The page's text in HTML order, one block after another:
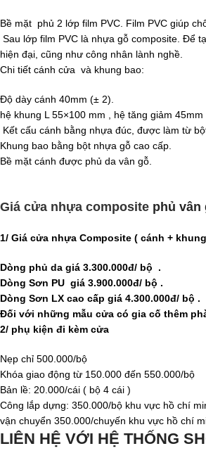
Bề mặt phủ 2 lớp film PVC. Film PVC giúp
Sau lớp film PVC là nhựa gỗ composite. Để
hiện đại, cũng như công nhân lành nghề.
Chi tiết cánh cửa và khung bao:
Độ dày cánh 40mm (± 2).
hệ khung L 55×100 mm , hệ tăng giảm
Kết cấu cánh bằng nhựa đúc, được làm từ
Khung bao bằng bột nhựa gỗ cao cấp.
Bề mặt cánh được phủ da vân gỗ.
Giá cửa nhựa composite phủ vân
1/ Giá cửa nhựa Composite ( cánh +
Dòng phủ da giá 3.300.000đ/ bộ .
Dòng Sơn PU giá 3.900.000đ/ bộ .
Dòng Sơn LX cao cấp giá 4.300.000đ/ bộ .
Đối với những mẫu cửa có gia cố thêm
2/ phụ kiện đi kèm cửa
Nẹp chỉ 500.000/bộ
Khóa giao động từ 150.000 đến 550.000/bộ
Bản lề: 20.000/cái ( bộ 4 cái )
Công lắp dựng: 350.000/bộ khu vực hồ chí
vận chuyển 350.000/chuyến khu vực hồ chí
LIÊN HỆ VỚI HỆ THỐNG